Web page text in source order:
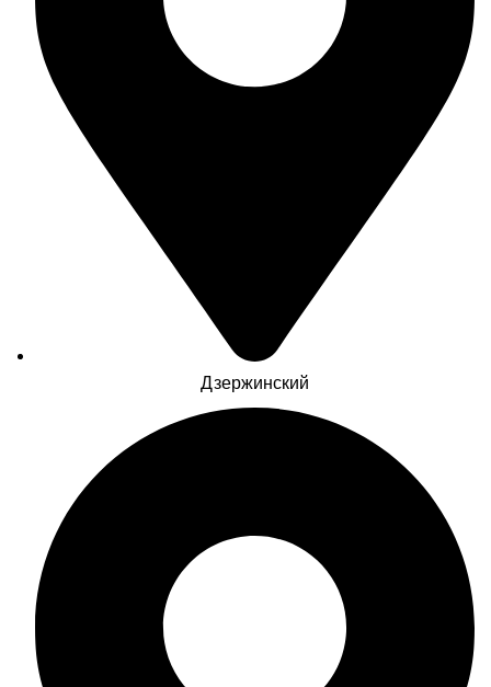
Дзержинский